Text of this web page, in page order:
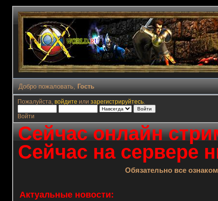
Добро пожаловать, Гость
Пожалуйста, войдите или зарегистрируйтесь.
Войти
Сейчас онлайн
Сейчас на сервере
Обязательно все
Актуальные новости: